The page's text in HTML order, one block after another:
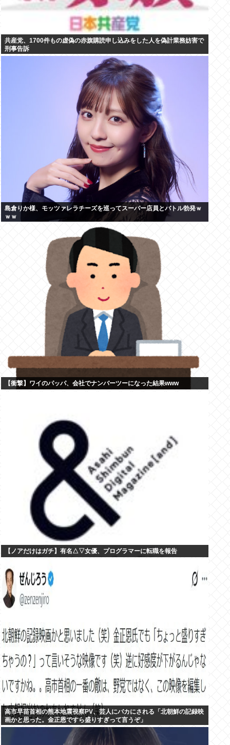
共産党、1700件もの虚偽の赤旗購読申し込みをした人を偽計業務妨害で
刑事告訴
島倉りか様、モッツァレラチーズを巡ってスーパー店員とバトル勃発ｗ
ｗｗ
【衝撃】ワイのパッパ、会社でナンバーツーになった結果www
【ノアだけはガチ】有名△▽女優、プログラマーに転職を報告
高市早苗首相の熊本地震視察PV、芸人にバカにされる「北朝鮮の記録映
画かと思った。金正恩ですら盛りすぎって言うぞ」